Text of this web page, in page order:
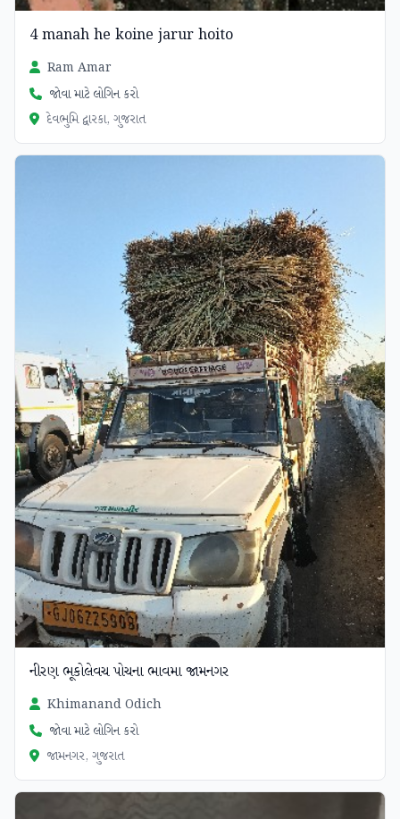
4 manah he koine jarur hoito
Ram Amar
જોવા માટે લોગિન કરો
દેવભુમિ દ્વારકા, ગુજરાત
નીરણ ભૂકોલેવચ પોચના ભાવમા જામનગર
Khimanand Odich
જોવા માટે લોગિન કરો
જામનગર, ગુજરાત